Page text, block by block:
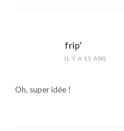
frip'
IL Y A 15 ANS
Oh, super idée !